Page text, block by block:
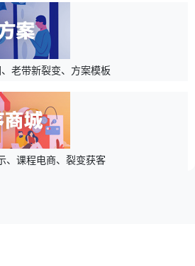
老带新裂变、方案模板
、课程电商、裂变获客